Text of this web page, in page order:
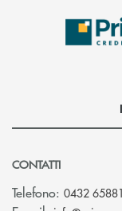
CONTATTI
Telefono: 0432